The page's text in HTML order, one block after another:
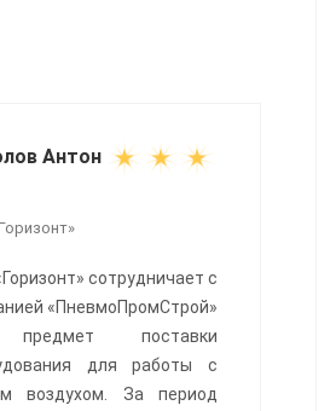
Антон
сотрудничает с
«ПневмоПромСтрой»
поставки
для работы с
воздухом. За период